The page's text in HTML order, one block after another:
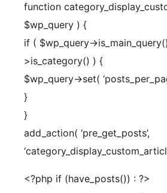
function
$wp_query ) {
if ( $wp_query-
>is_category() ) {
$wp_query->set(
}
}
add_action( ‘pre_get_posts’,
<?php if (have_posts()) : ?>